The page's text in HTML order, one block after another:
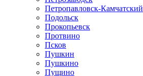
Петропавловск-Камчатский
Подольск
Прокопьевск
Протвино
Псков
Пушкин
Пушкино
Пущино